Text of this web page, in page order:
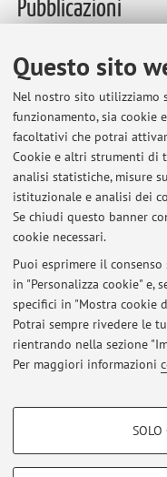
Questo sito
Nel nostro sito utilizziamo
funzionamento, sia cookie
facoltativi che potrai
Cookie e altri strumenti di
analisi statistiche, misure
istituzionale e analisi dei
Se chiudi questo banner
cookie necessari.
Puoi esprimere il
in "Personalizza cookie" e,
specifici in "Mostra cookie
Potrai sempre rivedere le
rientrando nella sezione
Per maggiori informazioni
COOKIE DI
SOLO
Pubblicazioni
Ferrari, A.; Di Leva, R.;
Carricato, M.
for Multiple Liquid-Filled
«IEEE ROBOTICS AND
Article number:
Open Access
Al
Area riservata
Accedi tramiteloginper